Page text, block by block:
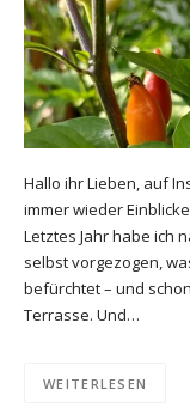
Hallo ihr Lieben, auf
immer wieder
Letztes Jahr habe ich
selbst vorgezogen,
befürchtet – und
Terrasse. Und…
WEITERLESEN